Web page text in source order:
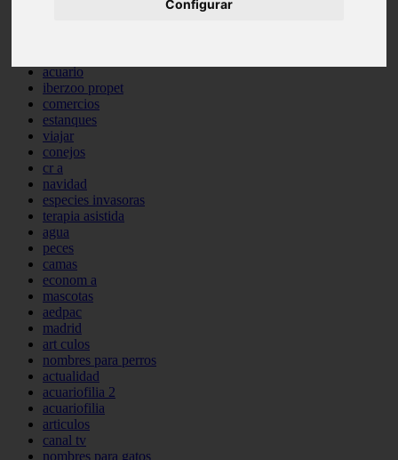
Configurar
acuario
iberzoo propet
comercios
estanques
viajar
conejos
cr a
navidad
especies invasoras
terapia asistida
agua
peces
camas
econom a
mascotas
aedpac
madrid
art culos
nombres para perros
actualidad
acuariofilia 2
acuariofilia
articulos
canal tv
nombres para gatos